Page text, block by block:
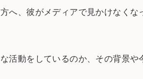
へ、彼がメディアで見かけなくな
活動をしているのか、その背景や